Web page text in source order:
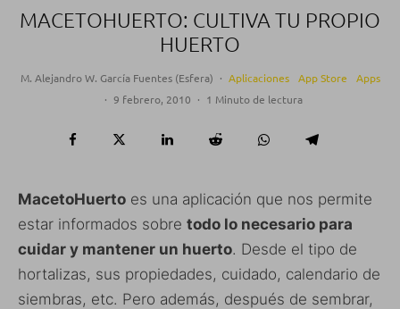
MACETOHUERTO: CULTIVA TU PROPIO
HUERTO
M. Alejandro W. García Fuentes (Esfera) · Aplicaciones App Store
Apps
· 9 febrero, 2010 · 1 Minuto de lectura
MacetoHuerto es una aplicación que nos permite
estar informados sobre todo lo necesario para
cuidar y mantener un huerto. Desde el tipo de
hortalizas, sus propiedades, cuidado, calendario de
siembras, etc. Pero además, después de sembrar,